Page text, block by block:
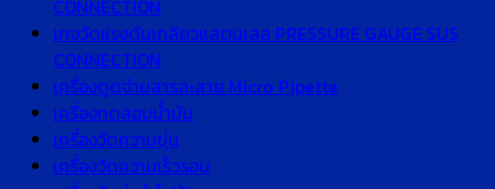
CONNECTION
เกจวัดแรงดันเกลียวแสตนเลส PRESSURE GAUGE SUS
CONNECTION
เครื่องดูดจ่ายสารละลาย Micro Pipette
เครื่องทดสอบน้ำมัน
เครื่องวัดความขุ่น
เครื่องวัดความเร็วรอบ